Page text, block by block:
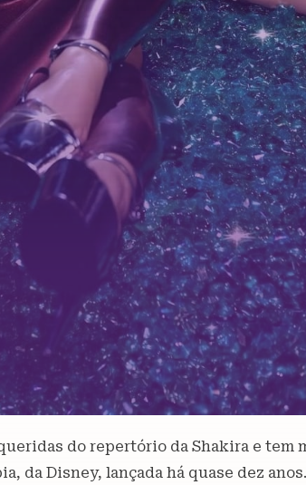
do repertório da Shakira e tem
da Disney, lançada há quase dez